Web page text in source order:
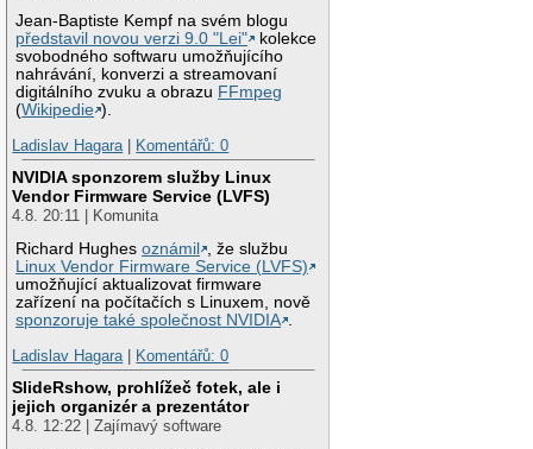
Jean-Baptiste Kempf na svém blogu
představil novou verzi 9.0 "Lei"
kolekce
svobodného softwaru umožňujícího
nahrávání, konverzi a streamovaní
digitálního zvuku a obrazu FFmpeg
(Wikipedie ).
Ladislav Hagara| Komentářů: 0
NVIDIA sponzorem služby Linux
Vendor Firmware Service (LVFS)
4.8. 20:11 | Komunita
Richard Hughesoznámil
, že službu
Linux Vendor Firmware Service (LVFS)
umožňující aktualizovat firmware
zařízení na počítačích s Linuxem, nově
sponzoruje také společnost NVIDIA .
Ladislav Hagara| Komentářů: 0
SlideRshow, prohlížeč fotek, ale i
jejich organizér a prezentátor
4.8. 12:22 | Zajímavý software